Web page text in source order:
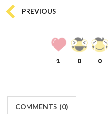
PREVIOUS
1 0 0
COMMENTS (0)